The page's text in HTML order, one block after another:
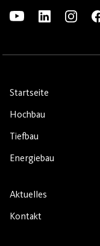
Startseite
Hochbau
Tiefbau
Energiebau
Aktuelles
Kontakt